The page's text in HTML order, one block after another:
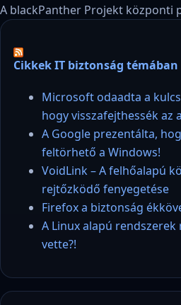
A blackPanther Projekt központi
Cikkek IT biztonság témában
Microsoft odaadta a
hogy visszafejthessék az
A Google prezentálta,
feltörhető a Windows!
VoidLink – A felhőalapú
rejtőzködő fenyegetése
Firefox a biztonság
A Linux alapú
vette?!